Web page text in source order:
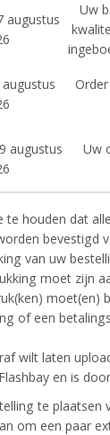
augustus
Uw
augustus
Uw
te houden dat
bevestigd
van uw
moet zijn
moet(en)
of een
wilt laten
en is
te plaatsen
om een paar